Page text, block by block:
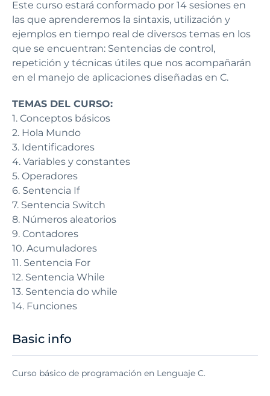
Este curso estará conformado por 14 sesiones en
las que aprenderemos la sintaxis, utilización y
ejemplos en tiempo real de diversos temas en los
que se encuentran: Sentencias de control,
repetición y técnicas útiles que nos acompañarán
en el manejo de aplicaciones diseñadas en C.
TEMAS DEL CURSO:
1. Conceptos básicos
2. Hola Mundo
3. Identificadores
4. Variables y constantes
5. Operadores
6. Sentencia If
7. Sentencia Switch
8. Números aleatorios
9. Contadores
10. Acumuladores
11. Sentencia For
12. Sentencia While
13. Sentencia do while
14. Funciones
Basic info
Curso básico de programación en Lenguaje C.